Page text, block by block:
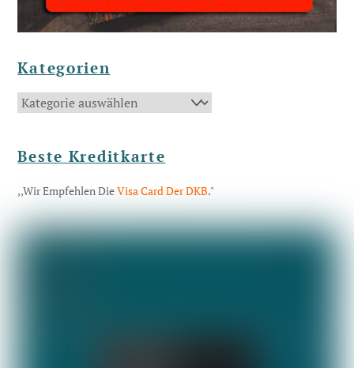
Kategorien
Kategorien
Beste Kreditkarte
,,Wir Empfehlen DieVisa Card Der DKB."